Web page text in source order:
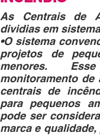
As Centrais de
dividias em
•O sistema
projetos de
menores.
monitoramento de
centrais de
para pequenos
pode ser
marca e